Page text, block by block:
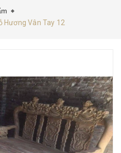
Hương Vân Tay 12